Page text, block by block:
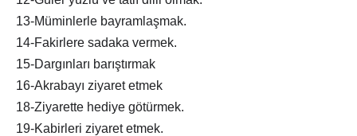
13-Müminlerle bayramlaşmak.
14-Fakirlere sadaka vermek.
15-Dargınları barıştırmak
16-Akrabayı ziyaret etmek
18-Ziyarette hediye götürmek.
19-Kabirleri ziyaret etmek.